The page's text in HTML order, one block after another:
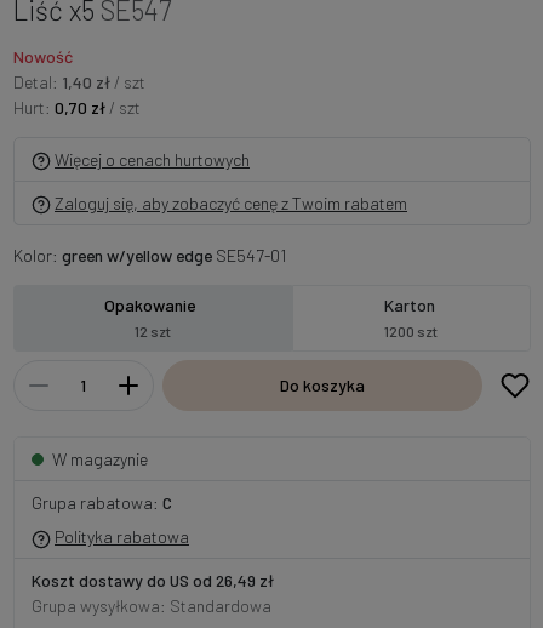
Liść x5 SE547
Nowość
Detal: 1,40 zł / szt
Hurt: 0,70 zł / szt
Więcej o cenach hurtowych
Zaloguj się, aby zobaczyć cenę z Twoim rabatem
Kolor: green w/yellow edgeSE547-01
Opakowanie
12 szt
Karton
1200 szt
Do koszyka
W magazynie
Grupa rabatowa: C
Polityka rabatowa
Koszt dostawy do US od 26,49 zł
Grupa wysyłkowa: Standardowa